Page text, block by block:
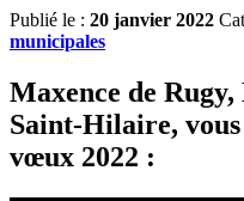
Publié le : 20 janvier 2022
municipales
Maxence de
Saint-Hilaire, vous
vœux 2022 :